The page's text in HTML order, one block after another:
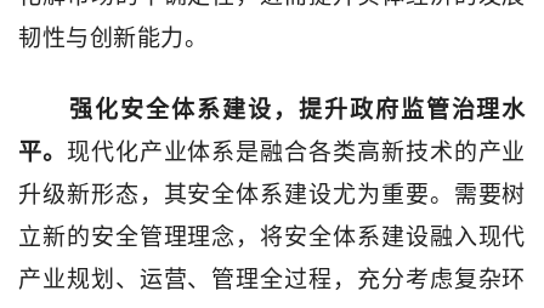
韧性与创新能力。
强化安全体系建设，提升政府监管治理水
平。 现代化产业体系是融合各类高新技术的产业
升级新形态，其安全体系建设尤为重要。需要树
立新的安全管理理念，将安全体系建设融入现代
产业规划、运营、管理全过程，充分考虑复杂环